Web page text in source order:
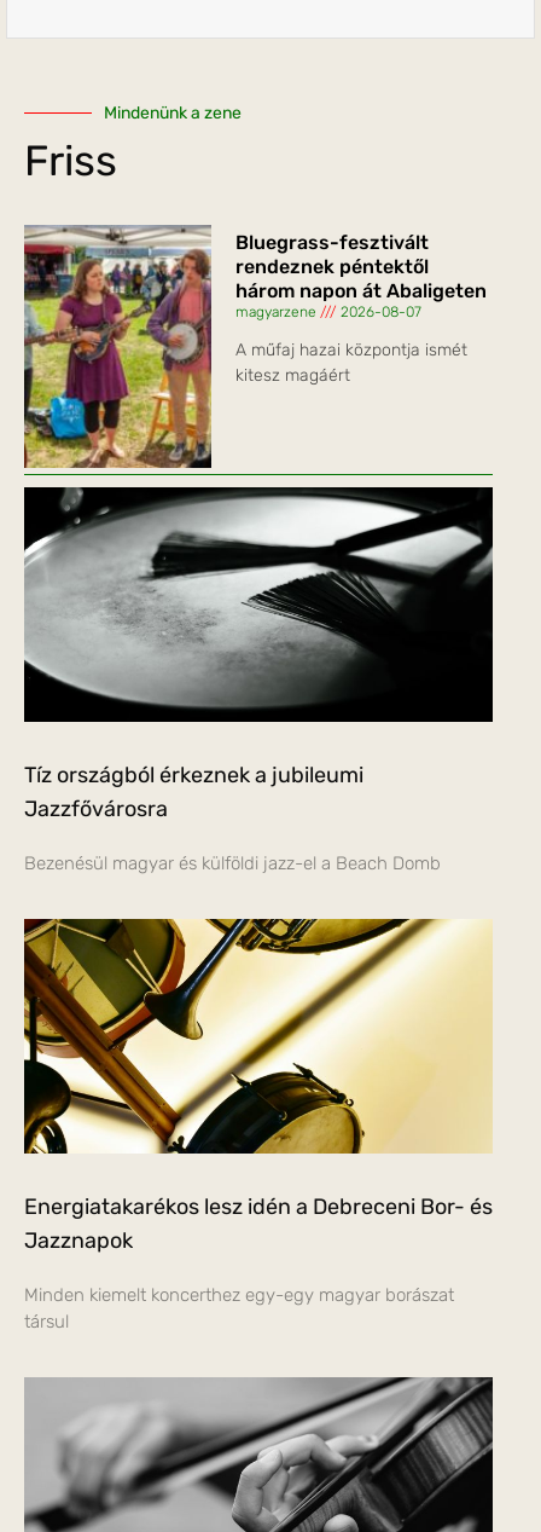
Mindenünk a zene
Friss
Bluegrass-fesztivált
rendeznek péntektől
három napon át Abaligeten
magyarzene 2026-08-07
A műfaj hazai központja ismét
kitesz magáért
Tíz országból érkeznek a jubileumi
Jazzfővárosra
Bezenésül magyar és külföldi jazz-el a Beach Domb
Energiatakarékos lesz idén a Debreceni Bor- és
Jazznapok
Minden kiemelt koncerthez egy-egy magyar borászat
társul